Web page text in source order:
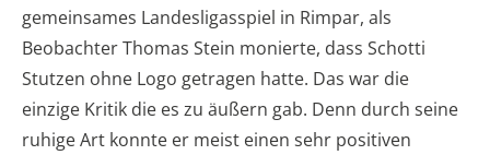
gemeinsames Landesligasspiel in Rimpar, als
Beobachter Thomas Stein monierte, dass Schotti
Stutzen ohne Logo getragen hatte. Das war die
einzige Kritik die es zu äußern gab. Denn durch seine
ruhige Art konnte er meist einen sehr positiven